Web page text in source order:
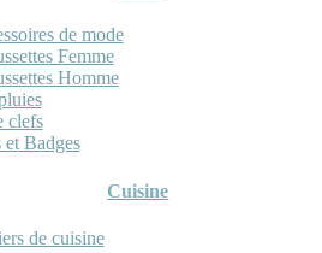
de mode
Femme
Homme
clefs
et Badges
Cuisine
de cuisine